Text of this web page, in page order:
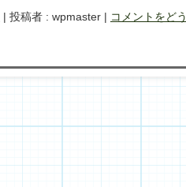
| 投稿者 : wpmaster | コメントをどう